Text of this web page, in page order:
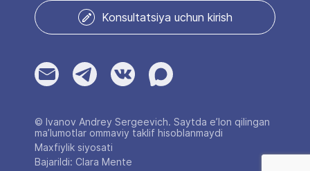
Konsultatsiya uchun kirish
© Ivanov Andrey Sergeevich. Saytda e’lon qilingan
ma’lumotlar ommaviy taklif hisoblanmaydi
Maxfiylik siyosati
Bajarildi: Clara Mente